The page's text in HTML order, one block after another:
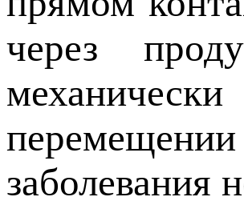
через
заболевания